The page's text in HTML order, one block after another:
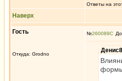
Ответы на
Наверх
Гость
Откуда: Grodno
№260089